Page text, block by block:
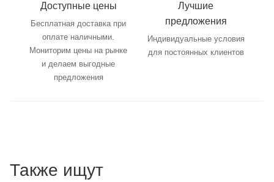
Доступные цены
Бесплатная доставка при
оплате наличными.
Мониторим цены на рынке
и делаем выгодные
предложения
Лучшие
предложения
Индивидуальные условия
для постоянных клиентов
Также ищут